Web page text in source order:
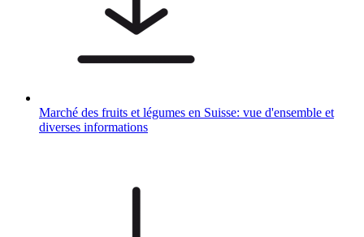
Marché des fruits et légumes en Suisse: vue d'ensemble et
diverses informations